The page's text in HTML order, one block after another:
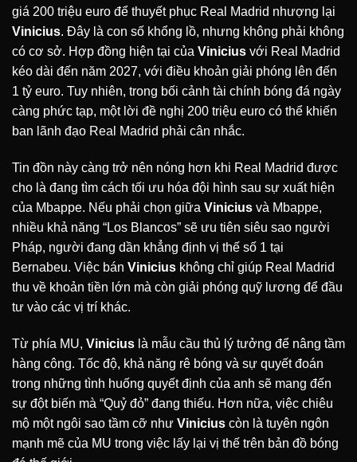
giá 200 triệu euro để thuyết phục Real Madrid nhượng lại
Vinicius. Đây là con số khổng lồ, nhưng không phải không
có cơ sở. Hợp đồng hiện tại của Vinicius với Real Madrid
kéo dài đến năm 2027, với điều khoản giải phóng lên đến
1 tỷ euro. Tuy nhiên, trong bối cảnh tài chính bóng đá ngày
càng phức tạp, một lời đề nghị 200 triệu euro có thể khiến
ban lãnh đạo Real Madrid phải cân nhắc.
Tin đồn này càng trở nên nóng hơn khi Real Madrid được
cho là đang tìm cách tối ưu hóa đội hình sau sự xuất hiện
của Mbappe. Nếu phải chọn giữa Vinicius và Mbappe,
nhiều khả năng “Los Blancos” sẽ ưu tiên siêu sao người
Pháp, người đang dần khẳng định vị thế số 1 tại
Bernabeu. Việc bán Vinicius không chỉ giúp Real Madrid
thu về khoản tiền lớn mà còn giải phóng quỹ lương để đầu
tư vào các vị trí khác.
Từ phía MU, Vinicius là mẫu cầu thủ lý tưởng để nâng tầm
hàng công. Tốc độ, khả năng rê bóng và sự quyết đoán
trong những tình huống quyết định của anh sẽ mang đến
sự đột biến mà “Quỷ đỏ” đang thiếu. Hơn nữa, việc chiêu
mộ một ngôi sao tầm cỡ như Vinicius còn là tuyên ngôn
mạnh mẽ của MU trong việc lấy lại vị thế trên bản đồ bóng